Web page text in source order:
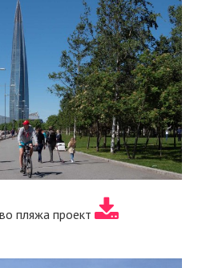
пляжа проект